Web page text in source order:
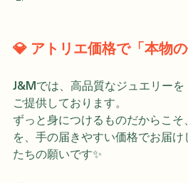
💎 アトリエ価格で「本物
J&Mでは、高品質なジュエリーを
ご提供しております。
ずっと身につけるものだからこ
を、手の届きやすい価格でお届け
たちの願いです✨